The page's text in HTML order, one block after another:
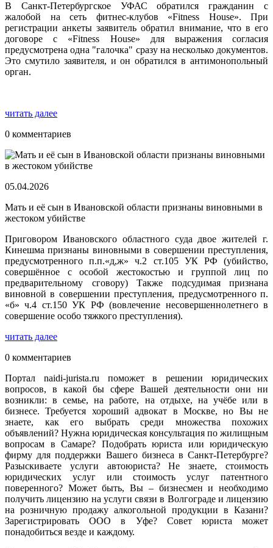
В Санкт-Петербургское УФАС обратился гражданин с
жалобой на сеть фитнес-клубов «Fitness House». При
регистрации анкеты заявитель обратил внимание, что в его
договоре с «Fitness House» для выражения согласия
предусмотрена одна "галочка" сразу на несколько документов.
Это смутило заявителя, и он обратился в антимонопольный
орган.
читать далее
0 комментариев
05.04.2026
Мать и её сын в Ивановской области признаны виновными в
жестоком убийстве
Приговором Ивановского областного суда двое жителей г.
Кинешма признаны виновными в совершении преступления,
предусмотренного п.п.«д,ж» ч.2 ст.105 УК РФ (убийство,
совершённое с особой жестокостью и группой лиц по
предварительному сговору) Также подсудимая признана
виновной в совершении преступления, предусмотренного п.
«б» ч.4 ст.150 УК РФ (вовлечение несовершеннолетнего в
совершение особо тяжкого преступления).
читать далее
0 комментариев
Портал naidi-jurista.ru поможет в решении юридических
вопросов, в какой бы сфере Вашей деятельности они ни
возникли: в семье, на работе, на отдыхе, на учёбе или в
бизнесе. Требуется хороший адвокат в Москве, но Вы не
знаете, как его выбрать среди множества похожих
объявлений? Нужна юридическая консультация по жилищным
вопросам в Самаре? Подобрать юриста или юридическую
фирму для поддержки Вашего бизнеса в Санкт-Петербурге?
Разыскиваете услуги автоюриста? Не знаете, стоимость
юридических услуг или стоимость услуг патентного
поверенного? Может быть, Вы – бизнесмен и необходимо
получить лицензию на услуги связи в Волгограде и лицензию
на розничную продажу алкогольной продукции в Казани?
Зарегистрировать ООО в Уфе? Совет юриста может
понадобиться везде и каждому.